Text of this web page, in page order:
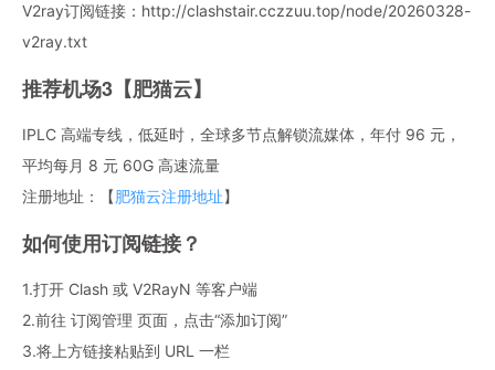
V2ray订阅链接：http://clashstair.cczzuu.top/node/20260328-
v2ray.txt
推荐机场3【肥猫云】
IPLC 高端专线，低延时，全球多节点解锁流媒体，年付 96 元，
平均每月 8 元 60G 高速流量
注册地址：【肥猫云注册地址】
如何使用订阅链接？
1.打开 Clash 或 V2RayN 等客户端
2.前往 订阅管理 页面，点击“添加订阅”
3.将上方链接粘贴到 URL 一栏